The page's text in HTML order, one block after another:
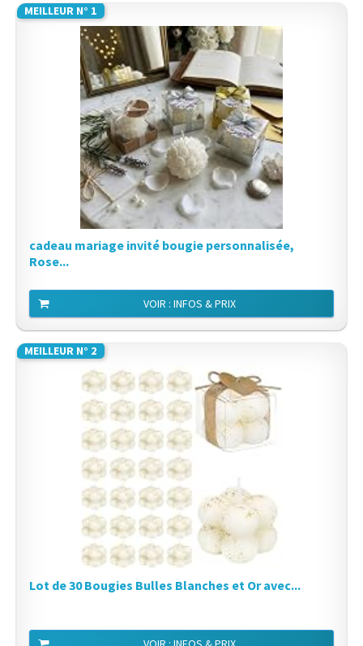
MEILLEUR N° 1
cadeau mariage invité bougie personnalisée,
Rose...
VOIR : INFOS & PRIX
MEILLEUR N° 2
Lot de 30 Bougies Bulles Blanches et Or avec...